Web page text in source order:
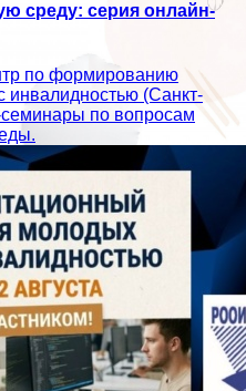
среду: серия онлайн-
по формированию
инвалидностью (Санкт-
семинары по вопросам